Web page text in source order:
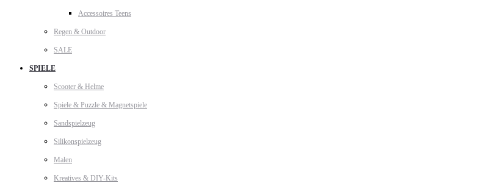
Accessoires Teens
Regen & Outdoor
SALE
SPIELE
Scooter & Helme
Spiele & Puzzle & Magnetspiele
Sandspielzeug
Silikonspielzeug
Malen
Kreatives & DIY-Kits